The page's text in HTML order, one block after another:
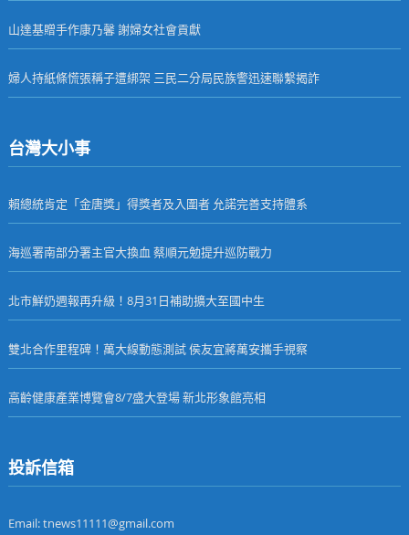
山達基贈手作康乃馨 謝婦女社會貢獻
婦人持紙條慌張稱子遭綁架 三民二分局民族警迅速聯繫揭詐
台灣大小事
賴總統肯定「金唐獎」得獎者及入圍者 允諾完善支持體系
海巡署南部分署主官大換血 蔡順元勉提升巡防戰力
北市鮮奶週報再升級！8月31日補助擴大至國中生
雙北合作里程碑！萬大線動態測試 侯友宜蔣萬安攜手視察
高齡健康產業博覽會8/7盛大登場 新北形象館亮相
投訴信箱
Email: tnews11111@gmail.com